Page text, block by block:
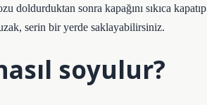
doldurduktan sonra kapağını sıkıca kapatıp
serin bir yerde saklayabilirsiniz.
soyulur?